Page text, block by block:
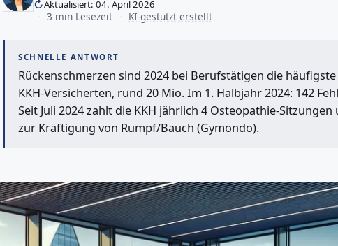
Aktualisiert: 04. April 2026
3 min Lesezeit KI-gestützt erstellt
SCHNELLE ANTWORT
Rückenschmerzen sind 2024 bei Berufstätigen die häufigste Diagnose: fast 1/4 der
KKH-Versicherten, rund 20 Mio. Im 1. Halbjahr 2024: 142
Seit Juli 2024 zahlt die KKH jährlich 4 Osteopathie-
zur Kräftigung von Rumpf/Bauch (Gymondo).